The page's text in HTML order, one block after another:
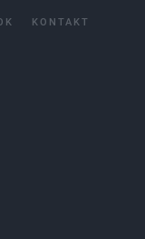
KONTAKT